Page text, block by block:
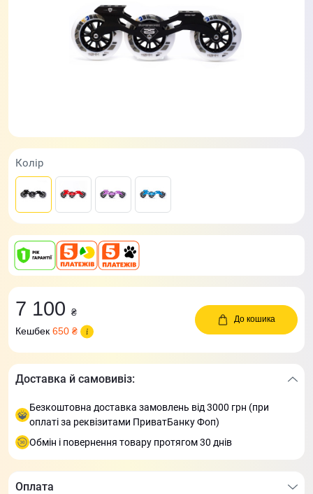
Колір
7 100 ₴
Кешбек 650 ₴
До кошика
Доставка й самовивіз:
Безкоштовна доставка замовлень від 3000 грн (при
оплаті за реквізитами ПриватБанку Фоп)
Обмін і повернення товару протягом 30 днів
Оплата